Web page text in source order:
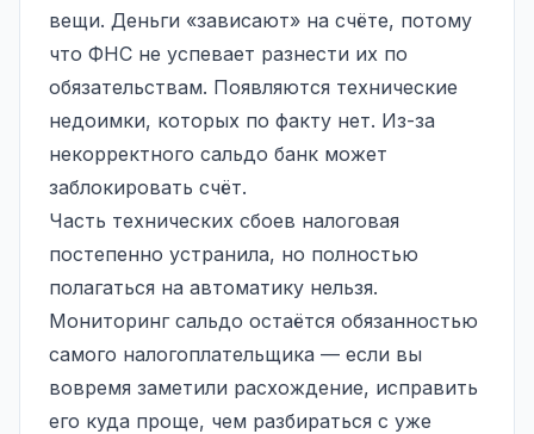
вещи. Деньги «зависают» на счёте, потому
что ФНС не успевает разнести их по
обязательствам. Появляются технические
недоимки, которых по факту нет. Из-за
некорректного сальдо банк может
заблокировать счёт.
Часть технических сбоев налоговая
постепенно устранила, но полностью
полагаться на автоматику нельзя.
Мониторинг сальдо остаётся обязанностью
самого налогоплательщика — если вы
вовремя заметили расхождение, исправить
его куда проще, чем разбираться с уже